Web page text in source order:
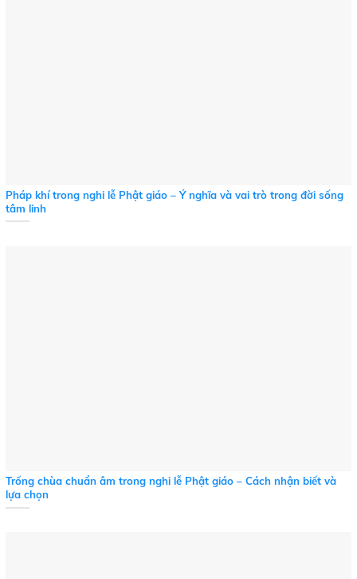
Pháp khí trong nghi lễ Phật giáo – Ý nghĩa và vai trò trong đời sống
tâm linh
Trống chùa chuẩn âm trong nghi lễ Phật giáo – Cách nhận biết và
lựa chọn